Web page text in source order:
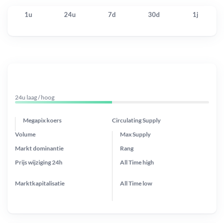
1u 24u 7d 30d 1j
24u laag / hoog
Megapix koers Circulating Supply
Prijs wijziging 24h
Max Supply
Markt dominantie
Marktkapitalisatie
Volume
Rang
All Timehigh
All Time low